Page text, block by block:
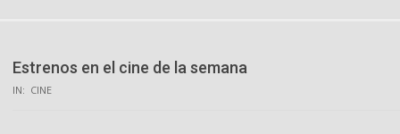
Estrenos en el cine de la semana
IN: CINE